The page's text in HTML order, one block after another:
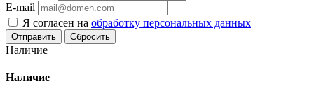
E-mail
Я согласен на обработку персональных данных
Сбросить
Наличие
Наличие